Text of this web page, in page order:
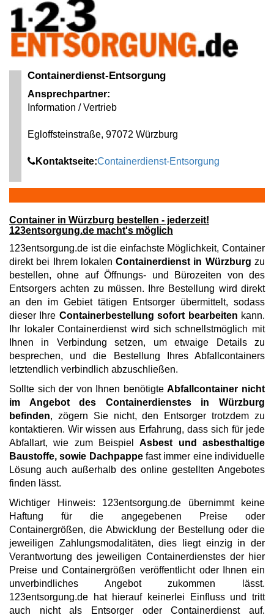
Containerdienst-Entsorgung
Ansprechpartner:
Information / Vertrieb
Egloffsteinstraße, 97072 Würzburg
Kontaktseite:Containerdienst-Entsorgung
Container in Würzburg bestellen - jederzeit!
123entsorgung.de macht's möglich
123entsorgung.de ist die einfachste Möglichkeit, Container
direkt bei Ihrem lokalenContainerdienst in Würzburg zu
bestellen, ohne auf Öffnungs- und Bürozeiten von des
Entsorgers achten zu müssen. Ihre Bestellung wird direkt
an den im Gebiet tätigen Entsorger übermittelt, sodass
dieser Ihre Containerbestellung sofort bearbeiten kann.
Ihr lokaler Containerdienst wird sich schnellstmöglich mit
Ihnen in Verbindung setzen, um etwaige Details zu
besprechen, und die Bestellung Ihres Abfallcontainers
letztendlich verbindlich abzuschließen.
Sollte sich der von Ihnen benötigteAbfallcontainer nicht
im Angebot des Containerdienstes in Würzburg
befinden, zögern Sie nicht, den Entsorger trotzdem zu
kontaktieren. Wir wissen aus Erfahrung, dass sich für jede
Abfallart, wie zum BeispielAsbest und asbesthaltige
Baustoffe, sowie Dachpappefast immer eine individuelle
Lösung auch außerhalb des online gestellten Angebotes
finden lässt.
Wichtiger Hinweis: 123entsorgung.de übernimmt keine
Haftung für die angegebenen Preise oder
Containergrößen, die Abwicklung der Bestellung oder die
jeweiligen Zahlungsmodalitäten, dies liegt einzig in der
Verantwortung des jeweiligen Containerdienstes der hier
Preise und Containergrößen veröffentlicht oder Ihnen ein
unverbindliches Angebot zukommen lässt.
123entsorgung.de hat hierauf keinerlei Einfluss und tritt
auch nicht als Entsorger oder Containerdienst auf.